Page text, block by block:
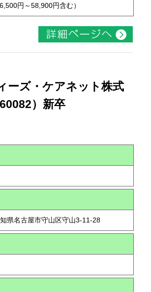
円～58,900円含む）
ーズ・ケアネット株式
）新卒
県名古屋市守山区守山3-11-28